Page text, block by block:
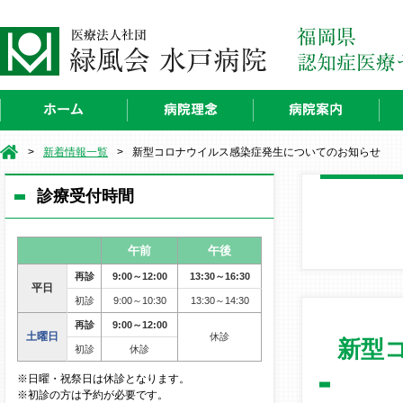
> 新着情報一覧 > 新型コロナウイルス感染症発生についてのお知らせ
診療受付時間
午前 午後
平日
再診 9:00～12:00 13:30～16:30
初診 9:00～10:30 13:30～14:30
土曜日
再診
9:00～12:00
休診
初診
休診
※日曜・祝祭日は休診となります。
※初診の方は予約が必要です。
新型